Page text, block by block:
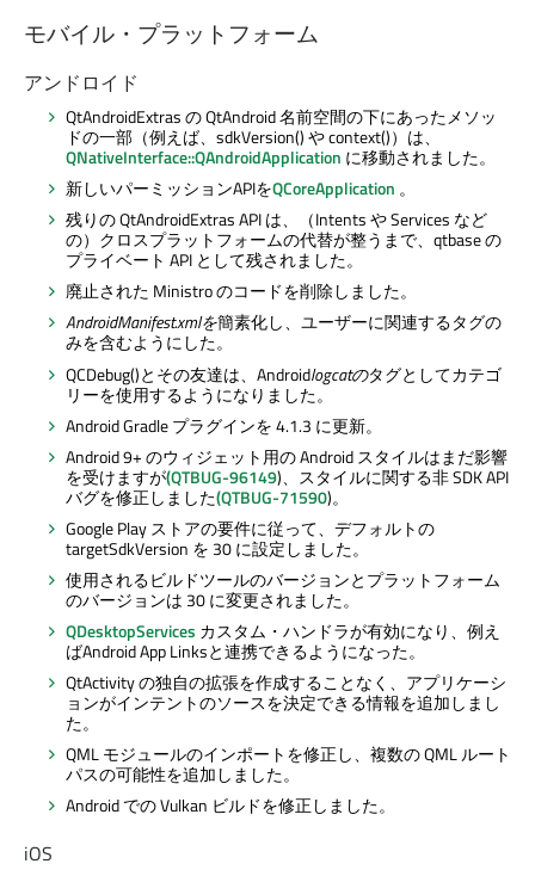
モバイル・プラットフォーム
アンドロイド
QtAndroidExtras の QtAndroid 名前空間の下にあったメソッ
ドの一部（例えば、sdkVersion() や context()）は、
QNativeInterface::QAndroidApplication に移動されました。
新しいパーミッションAPIをQCoreApplication 。
残りの QtAndroidExtras API は、（Intents や Services など
の）クロスプラットフォームの代替が整うまで、qtbase の
プライベート API として残されました。
廃止された Ministro のコードを削除しました。
AndroidManifest.xmlを簡素化し、ユーザーに関連するタグの
みを含むようにした。
QCDebug()とその友達は、Androidlogcatのタグとしてカテゴ
リーを使用するようになりました。
Android Gradle プラグインを 4.1.3 に更新。
Android 9+ のウィジェット用の Android スタイルはまだ影響
を受けますが(QTBUG-96149)、スタイルに関する非 SDK API
バグを修正しました(QTBUG-71590)。
Google Play ストアの要件に従って、デフォルトの
targetSdkVersion を 30 に設定しました。
使用されるビルドツールのバージョンとプラットフォーム
のバージョンは 30 に変更されました。
QDesktopServices カスタム・ハンドラが有効になり、例え
ばAndroid App Linksと連携できるようになった。
QtActivity の独自の拡張を作成することなく、アプリケーシ
ョンがインテントのソースを決定できる情報を追加しまし
た。
QML モジュールのインポートを修正し、複数の QML ルート
パスの可能性を追加しました。
Android での Vulkan ビルドを修正しました。
iOS